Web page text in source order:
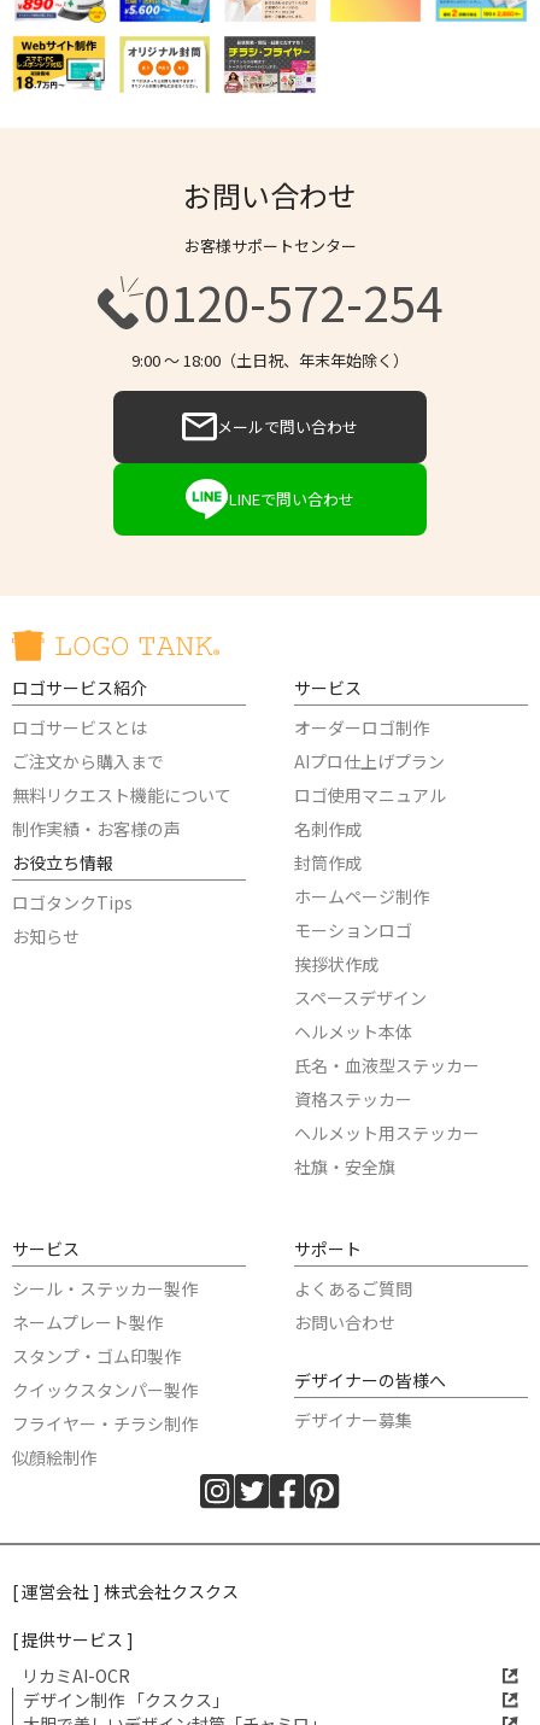
お問い合わせ
お客様サポートセンター
0120-572-254
9:00 〜 18:00（土日祝、年末年始除く）
メールで問い合わせ
LINEで問い合わせ
ロゴサービス紹介
ロゴサービスとは
ご注文から購入まで
無料リクエスト機能について
制作実績・お客様の声
お役立ち情報
ロゴタンクTips
お知らせ
サービス
オーダーロゴ制作
AIプロ仕上げプラン
ロゴ使用マニュアル
名刺作成
封筒作成
ホームページ制作
モーションロゴ
挨拶状作成
スペースデザイン
ヘルメット本体
氏名・血液型ステッカー
資格ステッカー
ヘルメット用ステッカー
社旗・安全旗
サービス
シール・ステッカー製作
ネームプレート製作
スタンプ・ゴム印製作
クイックスタンパー製作
フライヤー・チラシ制作
似顔絵制作
サポート
よくあるご質問
お問い合わせ
デザイナーの皆様へ
デザイナー募集
[ 運営会社 ] 株式会社クスクス
[ 提供サービス ]
リカミAI-OCR
デザイン制作 「クスクス」